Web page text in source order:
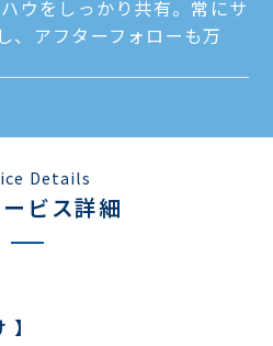
ウをしっかり共有。常にサ
、アフターフォローも万
Details
ビス詳細